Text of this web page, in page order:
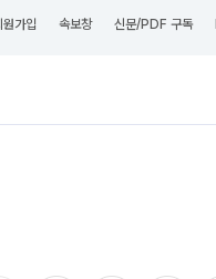
원가입 속보창 신문/PDF 구독